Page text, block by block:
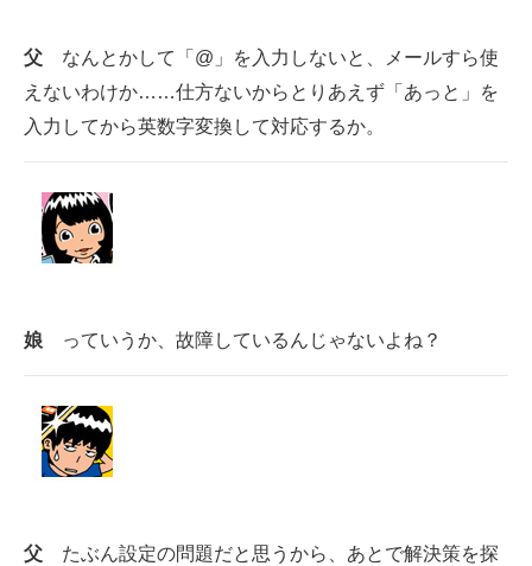
父 なんとかして「@」を入力しないと、メールすら使
えないわけか……仕方ないからとりあえず「あっと」を
入力してから英数字変換して対応するか。
娘 っていうか、故障しているんじゃないよね？
父 たぶん設定の問題だと思うから、あとで解決策を探